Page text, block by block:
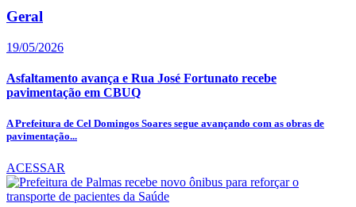
Geral
19/05/2026
Asfaltamento avança e Rua José Fortunato recebe
pavimentação em CBUQ
A Prefeitura de Cel Domingos Soares segue avançando com as obras de
pavimentação...
ACESSAR